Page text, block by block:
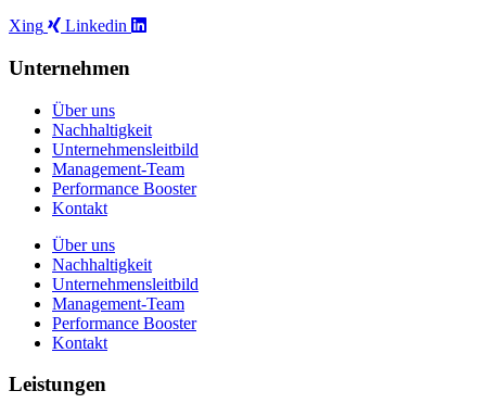
Xing Linkedin
Unternehmen
Über uns
Nachhaltigkeit
Unternehmensleitbild
Management-Team
Performance Booster
Kontakt
Über uns
Nachhaltigkeit
Unternehmensleitbild
Management-Team
Performance Booster
Kontakt
Leistungen